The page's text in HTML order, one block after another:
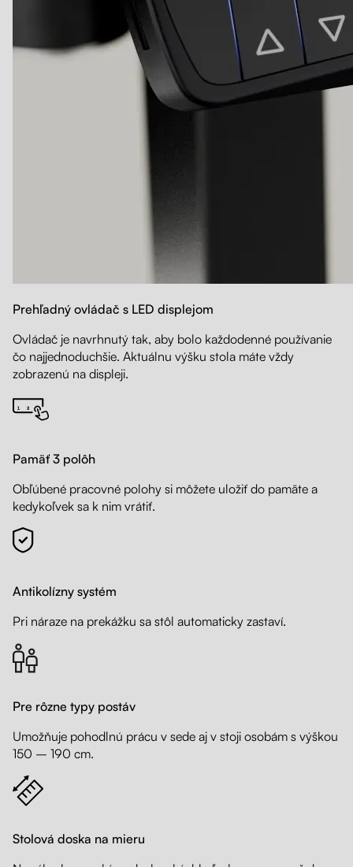
Prehľadný ovládač s LED displejom
Ovládač je navrhnutý tak, aby bolo každodenné používanie
čo najjednoduchšie. Aktuálnu výšku stola máte vždy
zobrazenú na displeji.
Pamäť 3 polôh
Obľúbené pracovné polohy si môžete uložiť do pamäte a
kedykoľvek sa k nim vrátiť.
Antikolízny systém
Pri náraze na prekážku sa stôl automaticky zastaví.
Pre rôzne typy postáv
Umožňuje pohodlnú prácu v sede aj v stoji osobám s výškou
150 – 190 cm.
Stolová doska na mieru